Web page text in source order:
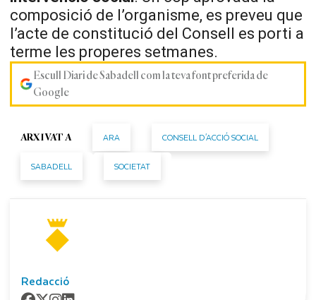
composició de l’organisme, es preveu que
l’acte de constitució del Consell es porti a
terme les properes setmanes.
Escull Diari de Sabadell com la teva font preferida de
Google
ARXIVAT A ARA CONSELL D'ACCIÓ SOCIAL
SABADELL SOCIETAT
Redacció